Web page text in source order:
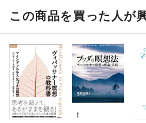
■第3部 慈悲の瞑想ーー今からすぐ
法
■第4部 実況中継レッスンーー生活
瞑想〔入門編〕
この商品を買った人が